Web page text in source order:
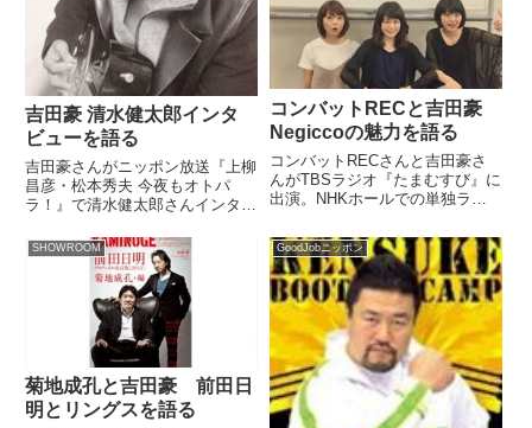
吉田豪 清水健太郎インタ
ビューを語る
吉田豪さんがニッポン放送『上柳
昌彦・松本秀夫 今夜もオトパ
ラ！』で清水健太郎さんインタビ
ました。（上柳昌彦）さあ、プロ
インタビュアーの吉田豪さんにい
ろいろお話を伺いますが。まあ一
曲目がこの失恋の時の思い出とい
コンバットRECと吉田豪
Negiccoの魅力を語る
コンバットRECさんと吉田豪さ
んがTBSラジオ『たまむすび』に
出演。NHKホールでの単独ライ
介していました。（安東弘樹）さ
あ、『ニュースたまむすB』。今
日はこちらのニュースです。
「NegiccoがNHKホ...
SHOWROOM
菊地成孔と吉田豪 前田日
明とリングスを語る
GoodJobニッポン